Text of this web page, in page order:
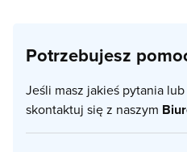
Potrzebujesz
Jeśli masz jakieś pytania
skontaktuj się z naszym